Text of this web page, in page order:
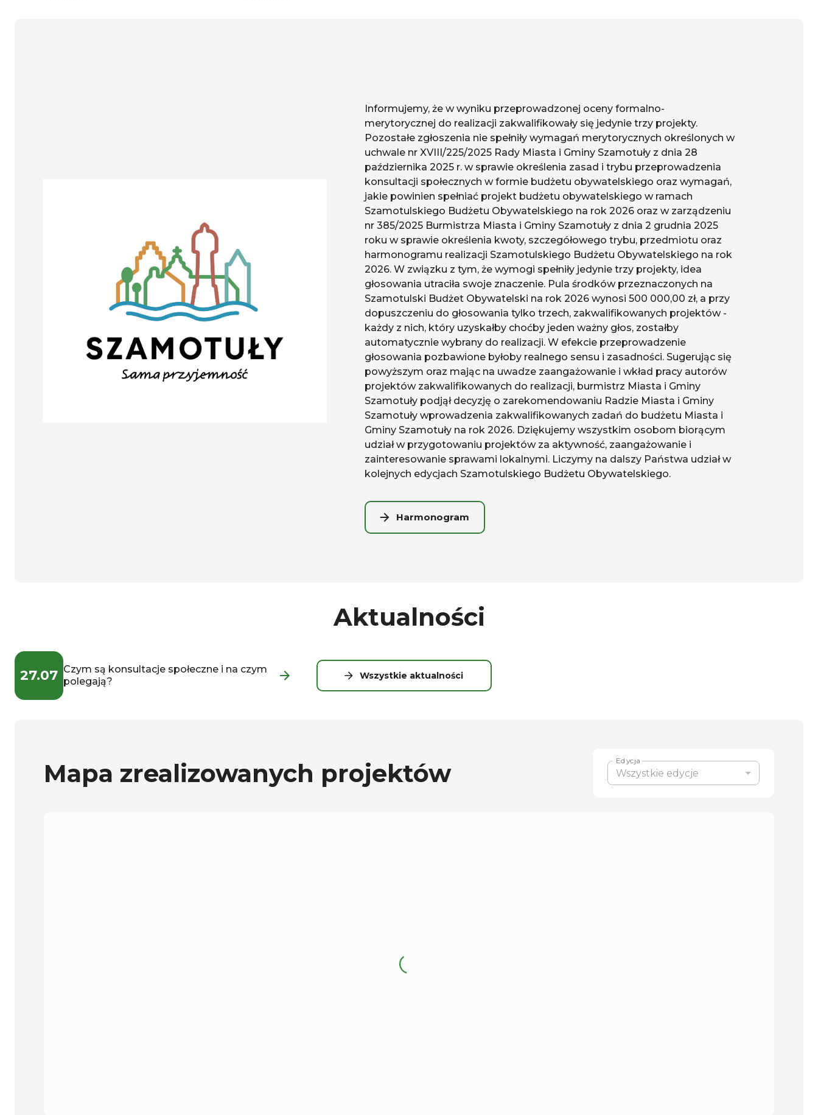
Informujemy, że w wyniku przeprowadzonej oceny formalno-
merytorycznej do realizacji zakwalifikowały się jedynie trzy projekty.
Pozostałe zgłoszenia nie spełniły wymagań merytorycznych określonych w
uchwale nr XVIII/225/2025 Rady Miasta i Gminy Szamotuły z dnia 28
października 2025 r. w sprawie określenia zasad i trybu przeprowadzenia
konsultacji społecznych w formie budżetu obywatelskiego oraz wymagań,
jakie powinien spełniać projekt budżetu obywatelskiego w ramach
Szamotulskiego Budżetu Obywatelskiego na rok 2026 oraz w zarządzeniu
nr 385/2025 Burmistrza Miasta i Gminy Szamotuły z dnia 2 grudnia 2025
roku w sprawie określenia kwoty, szczegółowego trybu, przedmiotu oraz
harmonogramu realizacji Szamotulskiego Budżetu Obywatelskiego na rok
2026. W związku z tym, że wymogi spełniły jedynie trzy projekty, idea
głosowania utraciła swoje znaczenie. Pula środków przeznaczonych na
Szamotulski Budżet Obywatelski na rok 2026 wynosi 500 000,00 zł, a przy
dopuszczeniu do głosowania tylko trzech, zakwalifikowanych projektów -
każdy z nich, który uzyskałby choćby jeden ważny głos, zostałby
automatycznie wybrany do realizacji. W efekcie przeprowadzenie
głosowania pozbawione byłoby realnego sensu i zasadności. Sugerując się
powyższym oraz mając na uwadze zaangażowanie i wkład pracy autorów
projektów zakwalifikowanych do realizacji, burmistrz Miasta i Gminy
Szamotuły podjął decyzję o zarekomendowaniu Radzie Miasta i Gminy
Szamotuły wprowadzenia zakwalifikowanych zadań do budżetu Miasta i
Gminy Szamotuły na rok 2026. Dziękujemy wszystkim osobom biorącym
udział w przygotowaniu projektów za aktywność, zaangażowanie i
zainteresowanie sprawami lokalnymi. Liczymy na dalszy Państwa udział w
kolejnych edycjach Szamotulskiego Budżetu Obywatelskiego.
Harmonogram
Aktualności
27.07 Czym są konsultacje społeczne i na czym
polegają?
Wszystkie aktualności
Mapa zrealizowanych projektów Edycja
Wszystkie edycje